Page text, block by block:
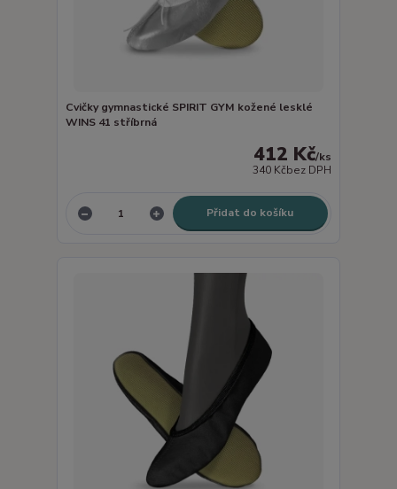
Cvičky gymnastické SPIRIT GYM kožené lesklé
WINS 41 stříbrná
412 Kč/ks
340 Kčbez DPH
Přidat do košíku